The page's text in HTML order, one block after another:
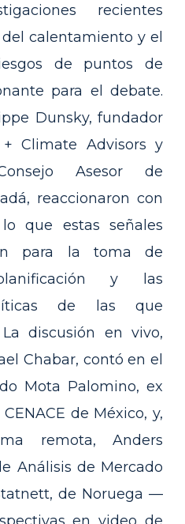
recientes
calentamiento y el
de puntos de
para el debate.
Dunsky, fundador
Climate Advisors y
Asesor de
reaccionaron con
que estas señales
para la toma de
y las
de las que
discusión en vivo,
Chabar, contó en el
Mota Palomino, ex
de México, y,
remota, Anders
Análisis de Mercado
de Noruega —